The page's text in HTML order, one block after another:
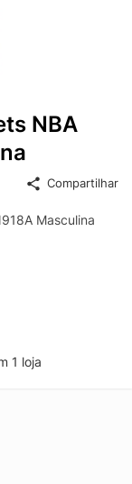
NBA
Compartilhar
Masculina
1 loja